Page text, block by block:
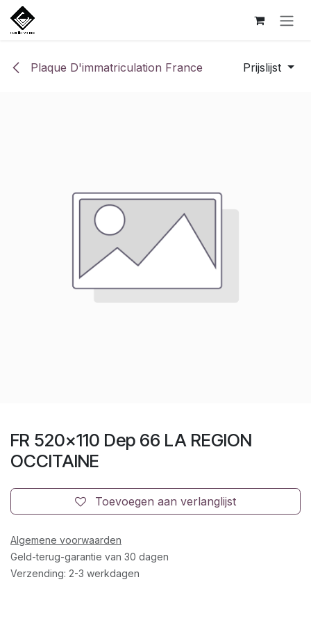
Overslaan naar inhoud
Plaque D'immatriculation France Prijslijst
FR 520x110 Dep 66 LA REGION
OCCITAINE
Toevoegen aan verlanglijst
Algemene voorwaarden
Geld-terug-garantie van 30 dagen
Verzending: 2-3 werkdagen